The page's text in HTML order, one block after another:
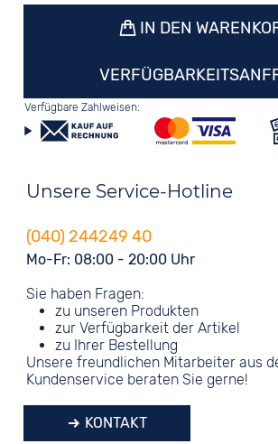
IN DEN
Verfügbare Zahlweisen:
Unsere Service-Hotline
(040) 244249 40
Mo-Fr: 08:00 - 20:00 Uhr
Sie haben Fragen:
zu unseren Produkten
zur Verfügbarkeit der Artikel
zu Ihrer Bestellung
Unsere freundlichen Mitarbeiter aus
Kundenservice beraten Sie gerne!
KONTAKT